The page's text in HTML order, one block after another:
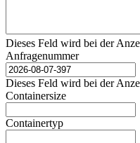
Dieses Feld wird bei der
Anfragenummer
Dieses Feld wird bei der
Containersize
Containertyp